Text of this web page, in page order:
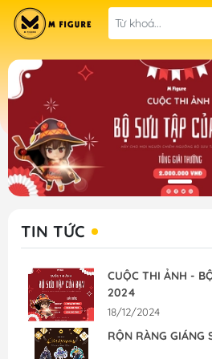
TIN TỨC
CUỘC THI ẢNH -
2024
18/12/2024
RỘN RÀNG GIÁNG